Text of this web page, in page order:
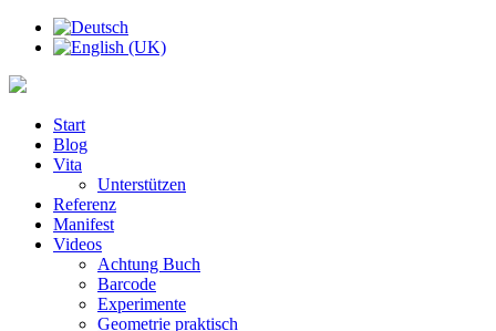
Start
Blog
Vita
Unterstützen
Referenz
Manifest
Videos
Achtung Buch
Barcode
Experimente
Geometrie praktisch